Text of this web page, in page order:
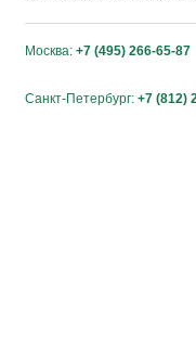
Москва: +7 (495) 266-65-87
Санкт-Петербург: +7 (812)